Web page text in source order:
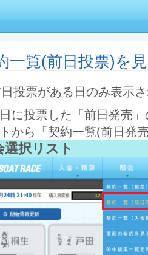
一覧(前日投票)を
投票がある日のみ表示
に投票した「前日発売
から「契約一覧(前日発
選択リスト